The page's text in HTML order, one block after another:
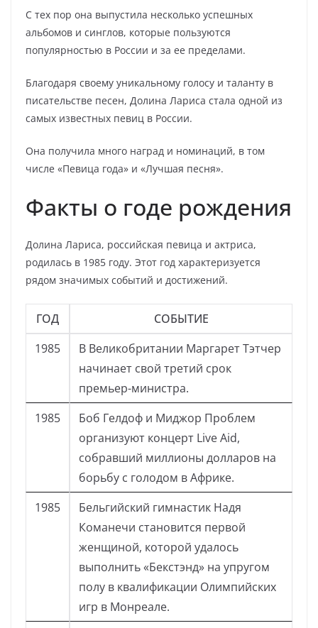
С тех пор она выпустила несколько успешных
альбомов и синглов, которые пользуются
популярностью в России и за ее пределами.
Благодаря своему уникальному голосу и таланту в
писательстве песен, Долина Лариса стала одной из
самых известных певиц в России.
Она получила много наград и номинаций, в том
числе «Певица года» и «Лучшая песня».
Факты о годе рождения
Долина Лариса, российская певица и актриса,
родилась в 1985 году. Этот год характеризуется
рядом значимых событий и достижений.
ГОД
СОБЫТИЕ
1985
В Великобритании Маргарет Тэтчер
начинает свой третий срок
премьер-министра.
1985
Боб Гелдоф и Миджор Проблем
организуют концерт Live Aid,
собравший миллионы долларов на
борьбу с голодом в Африке.
1985
Бельгийский гимнастик Надя
Команечи становится первой
женщиной, которой удалось
выполнить «Бекстэнд» на упругом
полу в квалификации Олимпийских
игр в Монреале.